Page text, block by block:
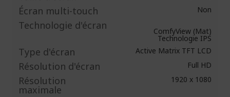
Écran multi-touch Non
Technologie d'écran ComfyView (Mat)
Technologie IPS
Type d'écran Active Matrix TFT LCD
Résolution d'écran Full HD
Résolution
maximale
1920 x 1080